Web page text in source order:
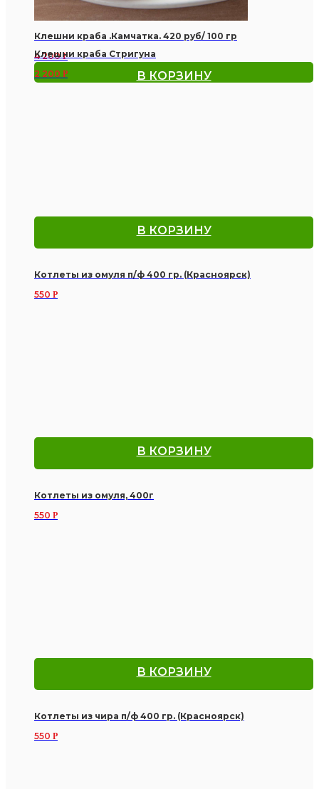
Клешни краба .Камчатка. 420 руб/ 100 гр
4 200Р
В КОРЗИНУ
Клешни краба Стригуна
2 200 Р
В КОРЗИНУ
Котлеты из омуля п/ф 400 гр. (Красноярск)
550 Р
В КОРЗИНУ
Котлеты из омуля, 400г
550 Р
В КОРЗИНУ
Котлеты из чира п/ф 400 гр. (Красноярск)
550 Р